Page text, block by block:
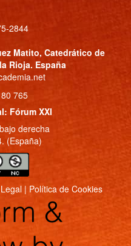
2844
Matito, Catedrático de
Rioja. España
765
Fórum XXI
derecha
(España)
| Política de Cookies